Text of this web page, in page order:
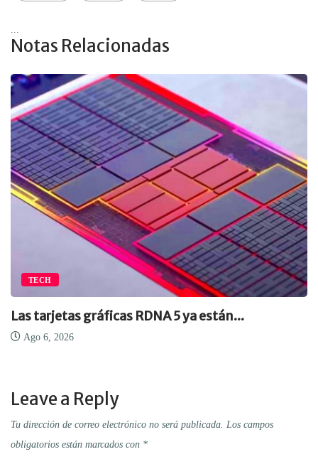
Notas Relacionadas
TECH
Las tarjetas gráficas RDNA 5 ya están...
Ago 6, 2026
Leave a Reply
Tu dirección de correo electrónico no será publicada. Los campos
obligatorios están marcados con *